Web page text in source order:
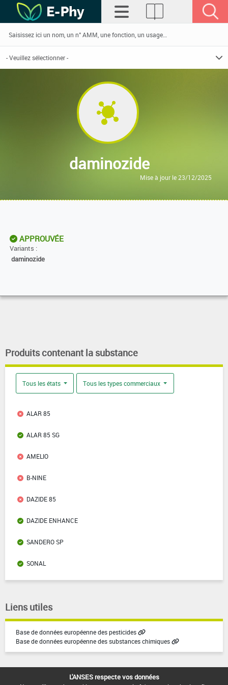
daminozide
Mise à jour le 23/12/2025
APPROUVÉE
Variants :
daminozide
Produits contenant la substance
Tous les états Tous les types commerciaux
ALAR 85
ALAR 85 SG
AMELIO
B-NINE
DAZIDE 85
DAZIDE ENHANCE
SANDERO SP
SONAL
Liens utiles
Base de données européenne des pesticides
Base de données européenne des substances chimiques
L'ANSES respecte vos données